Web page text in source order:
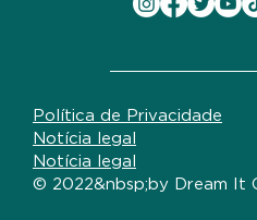
Política de Privacidade
Notícia legal
Notícia legal
© 2022&nbsp;by Dream It